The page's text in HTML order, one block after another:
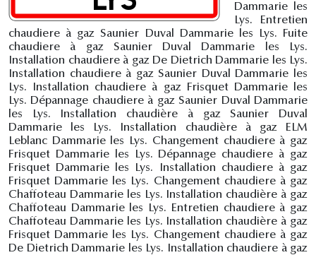
Dammarie les
Lys. Entretien
chaudiere à gaz Saunier Duval Dammarie les Lys. Fuite
chaudiere à gaz Saunier Duval Dammarie les Lys.
Installation chaudiere à gaz De Dietrich Dammarie les Lys.
Installation chaudiere à gaz Saunier Duval Dammarie les
Lys. Installation chaudiere à gaz Frisquet Dammarie les
Lys. Dépannage chaudiere à gaz Saunier Duval Dammarie
les Lys. Installation chaudière à gaz Saunier Duval
Dammarie les Lys. Installation chaudière à gaz ELM
Leblanc Dammarie les Lys. Changement chaudiere à gaz
Frisquet Dammarie les Lys. Dépannage chaudiere à gaz
Frisquet Dammarie les Lys. Installation chaudiere à gaz
Frisquet Dammarie les Lys. Changement chaudiere à gaz
Chaffoteau Dammarie les Lys. Installation chaudière à gaz
Chaffoteau Dammarie les Lys. Entretien chaudiere à gaz
Chaffoteau Dammarie les Lys. Installation chaudière à gaz
Frisquet Dammarie les Lys. Changement chaudiere à gaz
De Dietrich Dammarie les Lys. Installation chaudiere à gaz